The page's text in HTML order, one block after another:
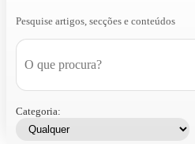
Pesquise artigos, secções e conteúdos
Categoria: